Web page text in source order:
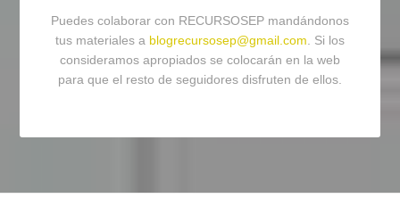
Puedes colaborar con RECURSOSEP mandándonos
tus materiales a blogrecursosep@gmail.com . Si los
consideramos apropiados se colocarán en la web
para que el resto de seguidores disfruten de ellos.